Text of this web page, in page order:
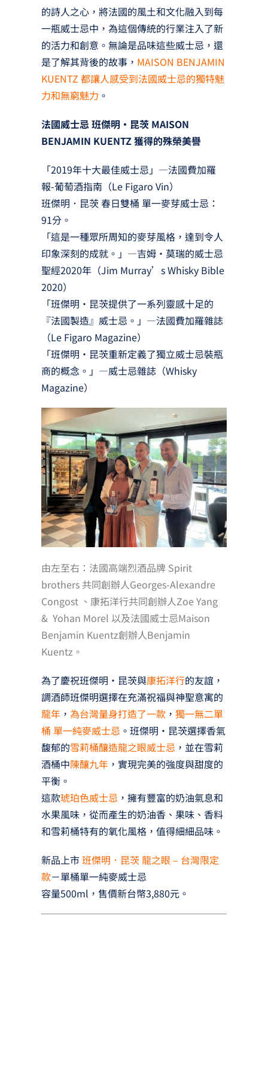
的詩人之心，將法國的風土和文化融入到每
一瓶威士忌中，為這個傳統的行業注入了新
的活力和創意。無論是品味這些威士忌，還
是了解其背後的故事， MAISON BENJAMIN
KUENTZ 都讓人感受到法國威士忌的獨特魅
力和無窮魅力 。
法國威士忌 班傑明‧昆茨 MAISON
BENJAMIN KUENTZ 獲得的殊榮美譽
「2019年十大最佳威士忌」—法國費加羅
報-葡萄酒指南（Le Figaro Vin）
班傑明．昆茨 春日雙桶 單一麥芽威士忌：
91分。
「這是一種眾所周知的麥芽風格，達到令人
印象深刻的成就。」—吉姆·莫瑞的威士忌
聖經2020年（Jim Murray’s Whisky Bible
2020）
「班傑明‧昆茨提供了一系列靈感十足的
『法國製造』威士忌。」—法國費加羅雜誌
（Le Figaro Magazine）
「班傑明‧昆茨重新定義了獨立威士忌裝瓶
商的概念。」—威士忌雜誌（Whisky
Magazine）
由左至右：法國高端烈酒品牌 Spirit
brothers 共同創辦人Georges-Alexandre
Congost 、康拓洋行共同創辦人Zoe Yang
& Yohan Morel 以及法國威士忌Maison
Benjamin Kuentz創辦人Benjamin
Kuentz。
為了慶祝班傑明·昆茨與康拓洋行的友誼，
調酒師班傑明選擇在充滿祝福與神聖意寓的
龍年， 為台灣量身打造了一款 ， 獨一無二單
桶 單一純麥威士忌 。班傑明‧昆茨選擇香氣
馥郁的雪莉桶釀造龍之眼威士忌 ，並在雪莉
酒桶中陳釀九年，實現完美的強度與甜度的
平衡。
這款琥珀色威士忌 ，擁有豐富的奶油氣息和
水果風味，從而產生的奶油香、果味、香料
和雪莉桶特有的氧化風格，值得細細品味。
新品上市班傑明．昆茨 龍之眼 – 台灣限定
款－單桶單一純麥威士忌
容量500ml，售價新台幣3,880元。